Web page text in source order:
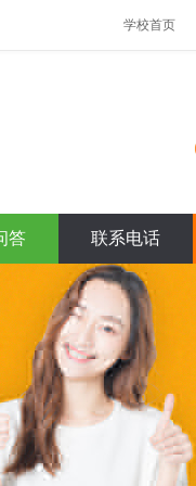
学校首页
答 联系电话